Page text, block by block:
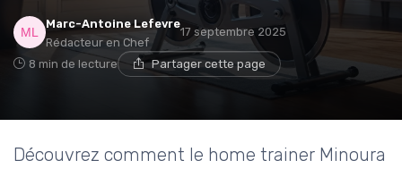
Marc-Antoine Lefevre
Rédacteur en Chef
17 septembre 2025
8 min de lecture Partager cette page
Découvrez comment le home trainer Minoura
* En rejoignant le club, j'accepte de recevoir les emails
de Sports Insiders et les offres de ses partenaires.